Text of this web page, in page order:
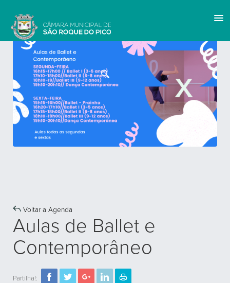
Voltar a Agenda
Aulas de Ballet e
Contemporâneo
Partilha!: